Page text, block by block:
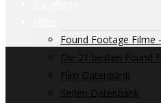
Found Footage Filme
Die 21 besten Found
Film Datenbank
Serien Datenbank